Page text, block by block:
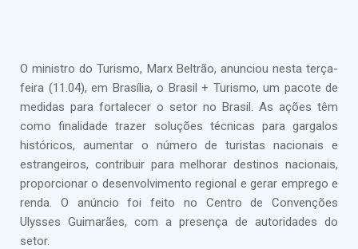
O ministro do Turismo, Marx Beltrão, anunciou nesta terça-
feira (11.04), em Brasília, o Brasil + Turismo, um pacote de
medidas para fortalecer o setor no Brasil. As ações têm
como finalidade trazer soluções técnicas para gargalos
históricos, aumentar o número de turistas nacionais e
estrangeiros, contribuir para melhorar destinos nacionais,
proporcionar o desenvolvimento regional e gerar emprego e
renda. O anúncio foi feito no Centro de Convenções
Ulysses Guimarães, com a presença de autoridades do
setor.